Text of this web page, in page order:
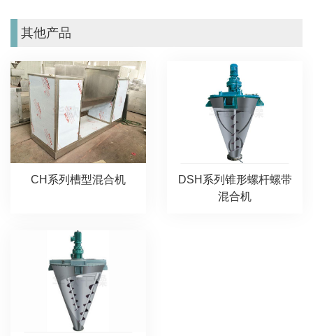
其他产品
CH系列槽型混合机
DSH系列锥形螺杆螺带
混合机